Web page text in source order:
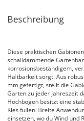
Beschreibung
Diese praktischen
schalldämmende
korrosionsbeständigem,
Haltbarkeit sorgt. Aus
mm gefertigt, stellt die
Garten zu jeder Jahreszeit
Hochbogen besitzt eine
Kies füllen. Breite
einsetzen, wo du Wind und